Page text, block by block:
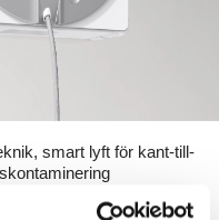
smart lyft för kant-till-
aktivt ned den innovativa